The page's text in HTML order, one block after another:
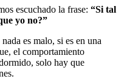
escuchado la frase: “Si tal
yo no?”
es malo, si es en una
el comportamiento
solo hay que